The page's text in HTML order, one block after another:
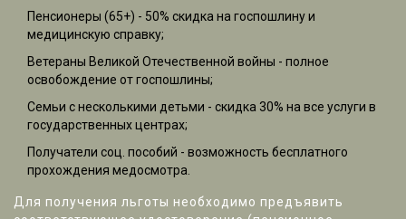
Пенсионеры (65+) - 50% скидка на госпошлину и
медицинскую справку;
Ветераны Великой Отечественной войны - полное
освобождение от госпошлины;
Семьи с несколькими детьми - скидка 30% на все услуги в
государственных центрах;
Получатели соц. пособий - возможность бесплатного
прохождения медосмотра.
Для получения льготы необходимо предъявить